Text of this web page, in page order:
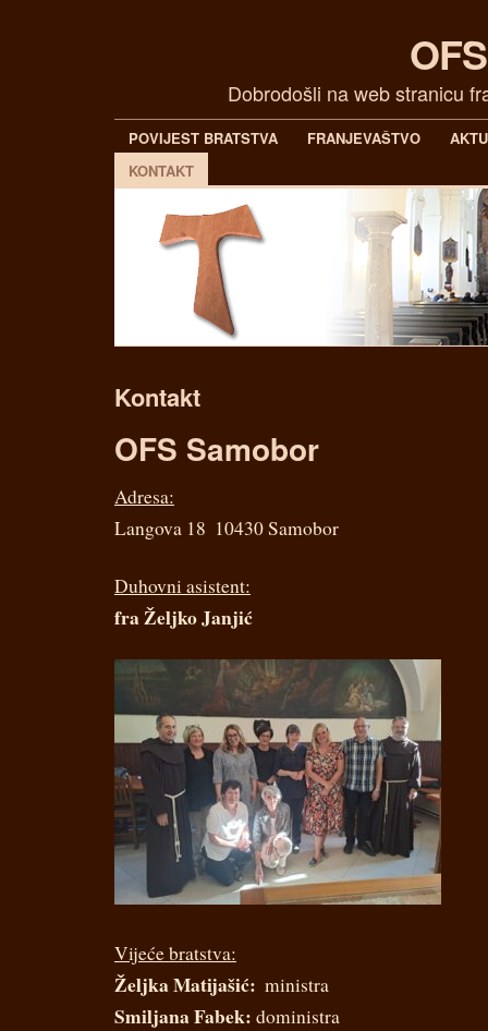
Dobrodošli na web stranicu
POVIJEST BRATSTVA FRANJEVAŠTVO
KONTAKT
Kontakt
OFS Samobor
Adresa:
Langova 18 ­ 10430 Samobor
Duhovni asistent:
fra Željko Janjić
Vijeće bratstva:
Željka Matijašić: ­ ministra
Smiljana Fabek: ­ doministra